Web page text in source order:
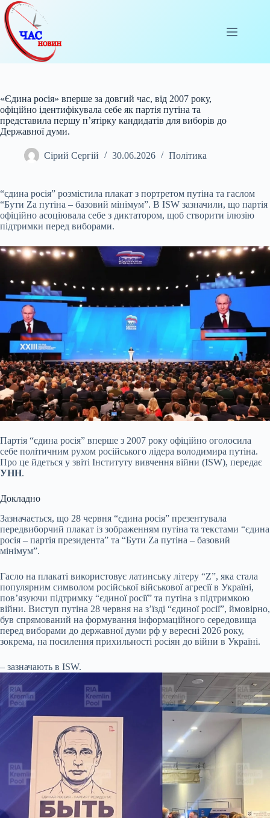
Перейти
до
вмісту
«Єдина росія» вперше за довгий час, від 2007 року,
офіційно ідентифікувала себе як партія путіна та
представила першу п’ятірку кандидатів для виборів до
Державної думи.
Сірий Сергій 30.06.2026 Політика
“єдина росія” розмістила плакат з портретом путіна та гаслом
“Бути Za путіна – базовий мінімум”. В ISW зазначили, що партія
офіційно асоціювала себе з диктатором, щоб створити ілюзію
підтримки перед виборами.
Партія “єдина росія” вперше з 2007 року офіційно оголосила
себе політичним рухом російського лідера володимира путіна.
Про це йдеться у звіті Інституту вивчення війни (ISW), передає
УНН.
Докладно
Зазначається, що 28 червня “єдина росія” презентувала
передвиборчий плакат із зображенням путіна та текстами “єдина
росія – партія президента” та “Бути Za путіна – базовий
мінімум”.
Гасло на плакаті використовує латинську літеру “Z”, яка стала
популярним символом російської військової агресії в Україні,
пов’язуючи підтримку “єдиної росії” та путіна з підтримкою
війни. Виступ путіна 28 червня на з’їзді “єдиної росії”, ймовірно,
був спрямований на формування інформаційного середовища
перед виборами до державної думи рф у вересні 2026 року,
зокрема, на посилення прихильності росіян до війни в Україні.
– зазначають в ISW.